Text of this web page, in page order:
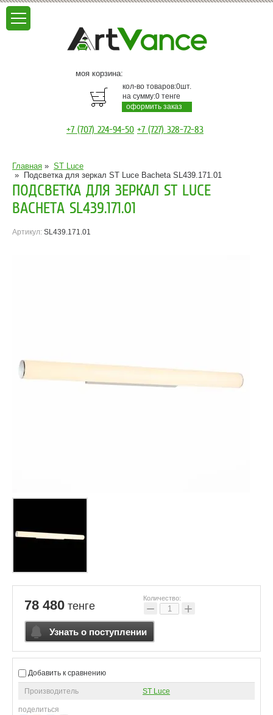
моя корзина:
кол-во товаров:0шт.
на сумму:0 тенге
оформить заказ
+7 (707) 224-94-50 +7 (727) 328-72-83
Главная » ST Luce
»
Подсветка для зеркал ST Luce Bacheta SL439.171.01
ПОДСВЕТКА ДЛЯ ЗЕРКАЛ ST LUCE
BACHETA SL439.171.01
Артикул: SL439.171.01
78 480 тенге
Количество:
− +
Узнать о поступлении
Добавить к сравнению
Производитель ST Luce
поделиться